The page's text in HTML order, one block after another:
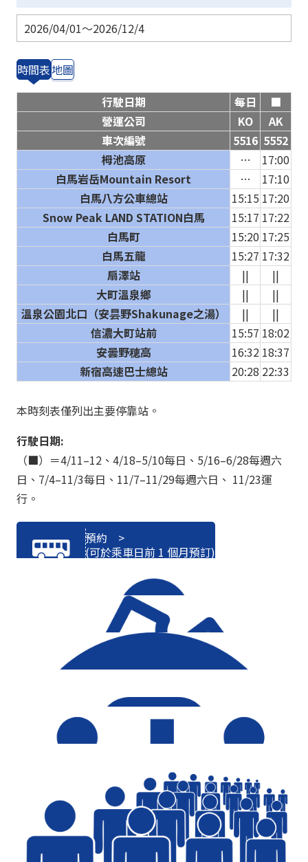
2026/04/01～2026/12/4
時間表地圖
行駛日期
每日
■
營運公司
KO
AK
車次編號
5516 5552
栂池高原
…
17:00
白馬岩岳Mountain Resort
…
17:10
白馬八方公車總站
15:15 17:20
Snow Peak LAND STATION白馬
15:17 17:22
白馬町
15:20 17:25
白馬五龍
15:27 17:32
扇澤站
||
||
大町溫泉鄉
||
||
溫泉公園北口（安昙野Shakunage之湯）
||
||
信濃大町站前
15:57 18:02
安曇野穂高
16:32 18:37
新宿高速巴士總站
20:28 22:33
本時刻表僅列出主要停靠站。
行駛日期:
（■）＝4/11–12、4/18–5/10每日、5/16–6/28每週六
日、7/4–11/3每日、11/7–11/29每週六日、 11/23運
行。
預約 >
(可於乘車日前 1 個月預訂)
車票資訊
車票預訂 / 取消 / 更改
行李限制
巴士上設施